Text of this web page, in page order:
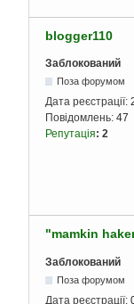
blogger110
Заблокований
Поза форумом
Дата реєстрації:
Повідомлень: 47
Репутація: 2
"mamkin
Заблокований
Поза форумом
Дата реєстрації: